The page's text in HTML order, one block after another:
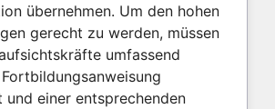
übernehmen. Um den hohen
gerecht zu werden, müssen
umfassend
und einer entsprechenden